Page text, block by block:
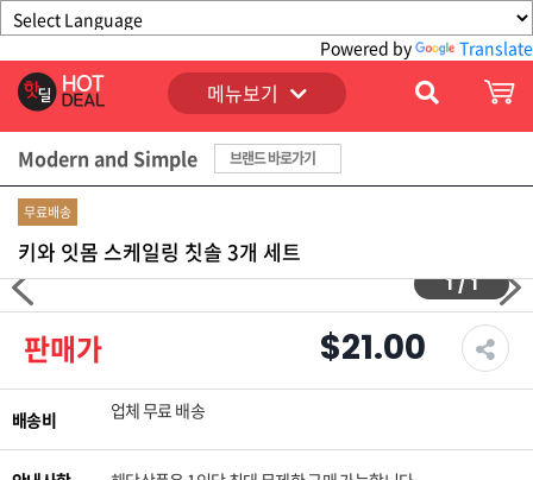
Powered by Translate
메뉴보기
Modern and Simple 브랜드 바로가기
무료배송
키와 잇몸 스케일링 칫솔 3개 세트
1 / 1
판매가 $21.00
배송비 업체 무료 배송